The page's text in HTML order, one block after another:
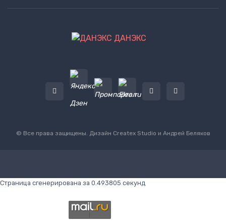
ДАНЭКС
© Все права защищены. Дизайн Createx Studio и Андрей Беляков
Страница сгенерирована за 0.493805 секунд